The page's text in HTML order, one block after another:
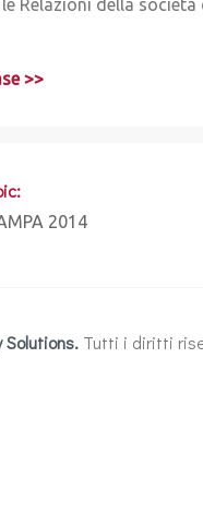
Relazioni della
>>
2014
Tutti i diritti